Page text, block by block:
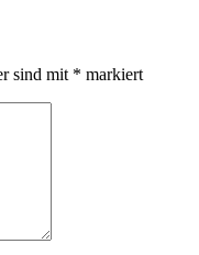
sind mit * markiert